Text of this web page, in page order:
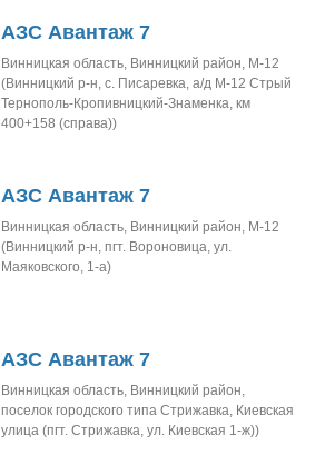
АЗС Авантаж 7
Винницкая область, Винницкий район, М-12
(Винницкий р-н, с. Писаревка, а/д М-12 Стрый
Тернополь-Кропивницкий-Знаменка, км
400+158 (справа))
АЗС Авантаж 7
Винницкая область, Винницкий район, М-12
(Винницкий р-н, пгт. Вороновица, ул.
Маяковского, 1-а)
АЗС Авантаж 7
Винницкая область, Винницкий район,
поселок городского типа Стрижавка, Киевская
улица (пгт. Стрижавка, ул. Киевская 1-ж))